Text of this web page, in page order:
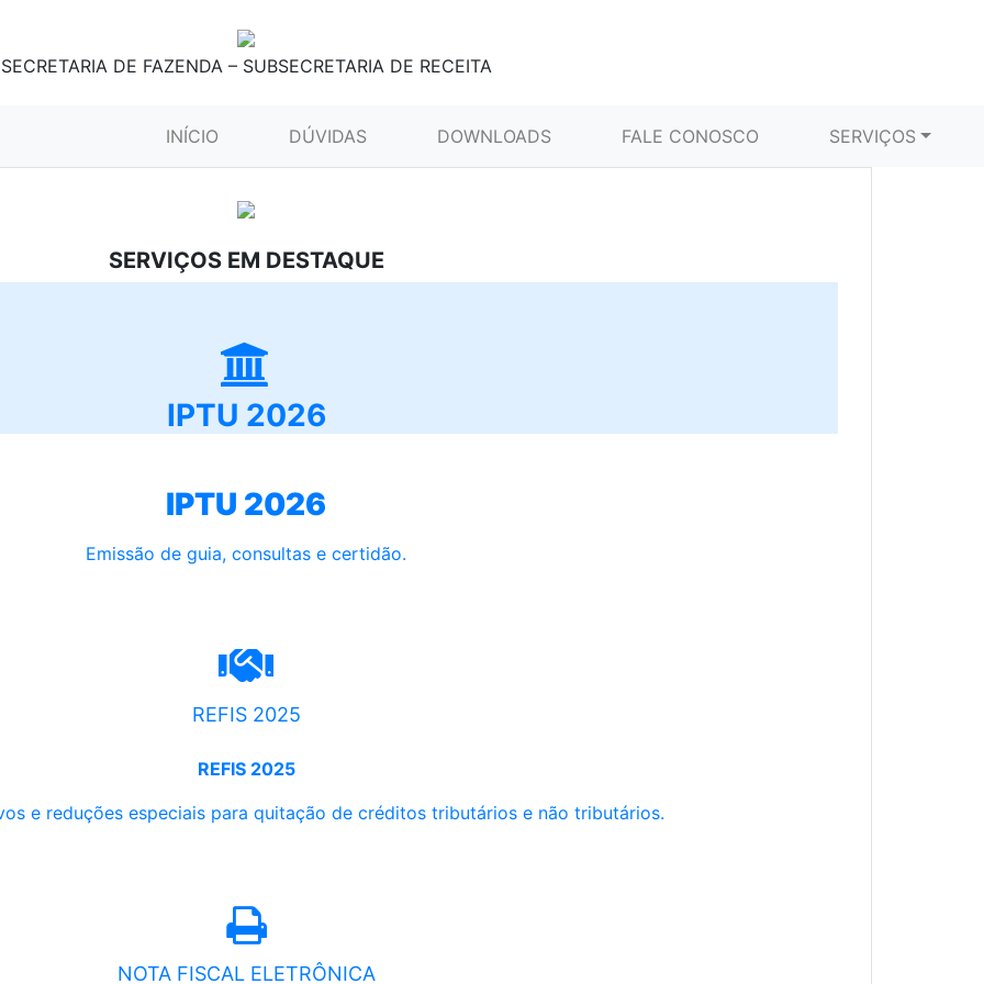
SECRETARIA DE FAZENDA – SUBSECRETARIA DE RECEITA
INÍCIO (CURRENT)DÚVIDAS DOWNLOADS FALE CONOSCO SERVIÇOS
SERVIÇOS EM DESTAQUE
IPTU 2026
IPTU 2026
Emissão de guia, consultas e certidão.
REFIS 2025
REFIS 2025
e reduções especiais para quitação de créditos tributários e não tributários.
NOTA FISCAL ELETRÔNICA